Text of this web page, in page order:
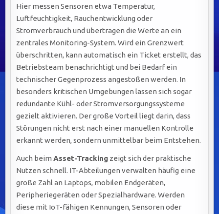
Hier messen Sensoren etwa Temperatur,
Luftfeuchtigkeit, Rauchentwicklung oder
Stromverbrauch und übertragen die Werte an ein
zentrales Monitoring-System. Wird ein Grenzwert
überschritten, kann automatisch ein Ticket erstellt, das
Betriebsteam benachrichtigt und bei Bedarf ein
technischer Gegenprozess angestoßen werden. In
besonders kritischen Umgebungen lassen sich sogar
redundante Kühl- oder Stromversorgungssysteme
gezielt aktivieren. Der große Vorteil liegt darin, dass
Störungen nicht erst nach einer manuellen Kontrolle
erkannt werden, sondern unmittelbar beim Entstehen.
Auch beimAsset-Tracking zeigt sich der praktische
Nutzen schnell. IT-Abteilungen verwalten häufig eine
große Zahl an Laptops, mobilen Endgeräten,
Peripheriegeräten oder Spezialhardware. Werden
diese mit IoT-fähigen Kennungen, Sensoren oder